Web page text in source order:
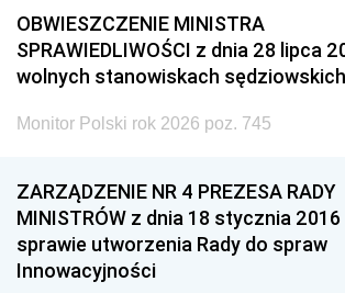
OBWIESZCZENIE MINISTRA
SPRAWIEDLIWOŚCI z dnia 28 lipca
wolnych stanowiskach sędziowskich
Monitor Polski rok 2026 poz. 745
ZARZĄDZENIE NR 4 PREZESA RADY
MINISTRÓW z dnia 18 stycznia 2016
sprawie utworzenia Rady do spraw
Innowacyjności